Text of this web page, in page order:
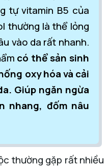
tự vitamin B5 của
thường là thể lỏng
vào da rất nhanh.
có thể sản sinh
oxy hóa và cải
Giúp ngăn ngừa
nhang, đốm nâu
thường gặp rất nhiều